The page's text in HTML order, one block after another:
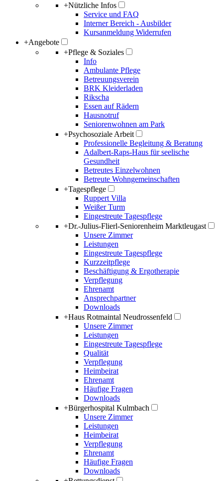
+Nützliche Infos
Service und FAQ
Interner Bereich - Ausbilder
Kursanmeldung Widerrufen
+Angebote
+Pflege & Soziales
Info
Ambulante Pflege
Betreuungsverein
BRK Kleiderladen
Rikscha
Essen auf Rädern
Hausnotruf
Seniorenwohnen am Park
+Psychosoziale Arbeit
Professionelle Begleitung & Beratung
Adalbert-Raps-Haus für seelische
Gesundheit
Betreutes Einzelwohnen
Betreute Wohngemeinschaften
+Tagespflege
Ruppert Villa
Weißer Turm
Eingestreute Tagespflege
+Dr.-Julius-Flierl-Seniorenheim Marktleugast
Unsere Zimmer
Leistungen
Eingestreute Tagespflege
Kurzzeitpflege
Beschäftigung & Ergotherapie
Verpflegung
Ehrenamt
Ansprechpartner
Downloads
+Haus Rotmaintal Neudrossenfeld
Unsere Zimmer
Leistungen
Eingestreute Tagespflege
Qualität
Verpflegung
Heimbeirat
Ehrenamt
Häufige Fragen
Downloads
+Bürgerhospital Kulmbach
Unsere Zimmer
Leistungen
Heimbeirat
Verpflegung
Ehrenamt
Häufige Fragen
Downloads